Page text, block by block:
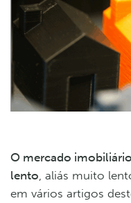
O mercado
lento , aliás muito
em vários artigos